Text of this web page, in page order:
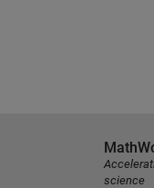
science